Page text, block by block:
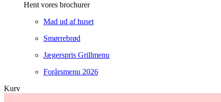
Hent vores brochurer
Mad ud af huset
Smørrebrød
Jægerspris Grillmenu
Forårsmenu 2026
Kurv